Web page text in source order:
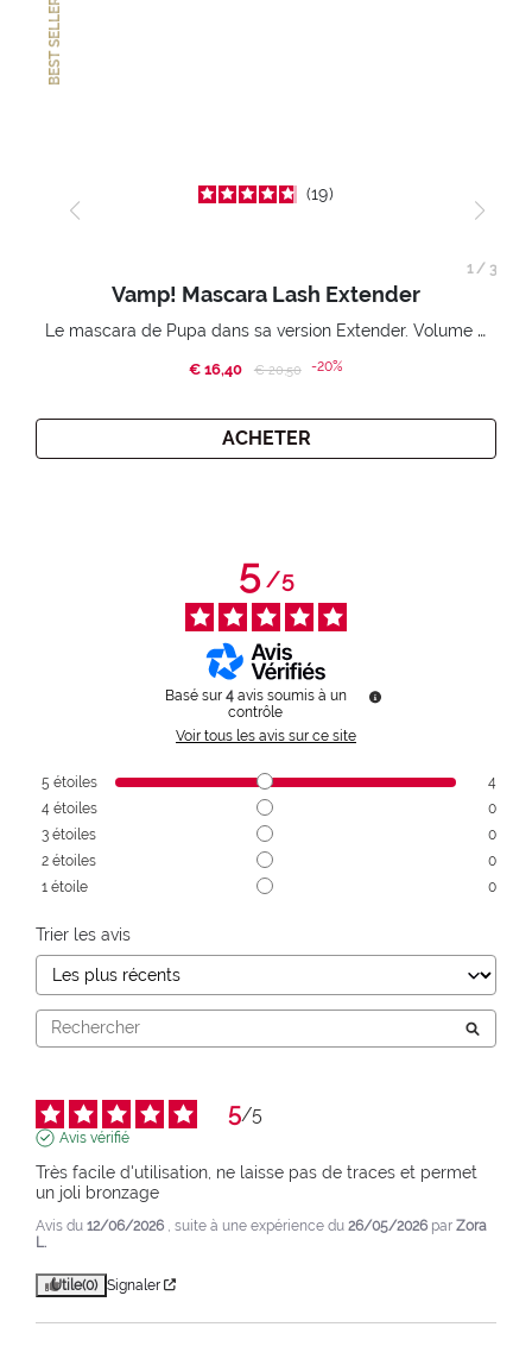
BEST SELLER
19
Vamp! Mascara Lash Extender
Le mascara de Pupa dans sa version Extender. Volume extension 3D. Des cils amplifiés et liftés à l’infini.
€ 16,40 Price reduced from
€ 20,50to-20%
ACHETER
1/ 3
5/5
Basé sur 4 avis soumis à un
contrôle
Voir tous les avis sur ce site
5 étoiles
4
4 étoiles
0
3 étoiles
0
2 étoiles
0
1 étoile 0
Trier les avis
5/5
Avis vérifié
Très facile d'utilisation, ne laisse pas de traces et permet
un joli bronzage
Avis du 12/06/2026 , suite à une expérience du 26/05/2026 par Zora
L.
Utile(0) Signaler